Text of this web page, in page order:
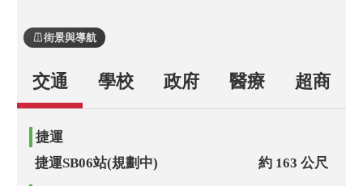
街景與導航
交通 學校 政府 醫療 超商
捷運
捷運SB06站(規劃中)
約 163 公尺